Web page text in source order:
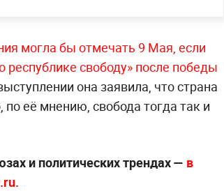
могла бы отмечать 9 Мая, если
республике свободу» после победы
она заявила, что страна
по её мнению, свобода тогда так и
и политических трендах — в